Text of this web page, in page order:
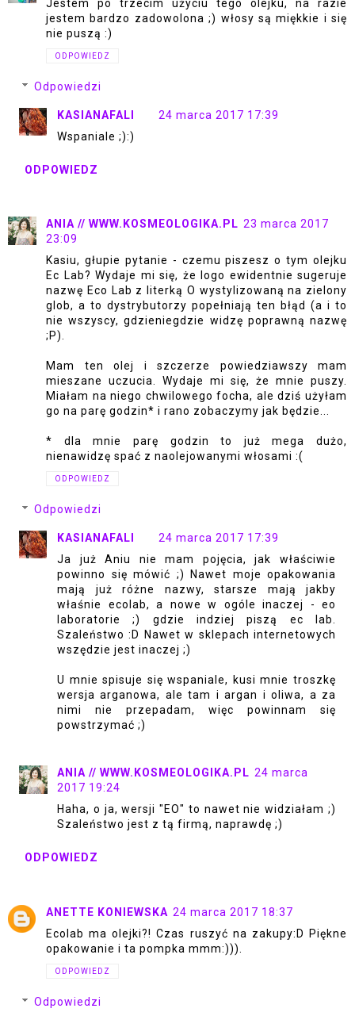
Jestem po trzecim użyciu tego olejku, na razie
jestem bardzo zadowolona ;) włosy są miękkie i się
nie puszą :)
ODPOWIEDZ
Odpowiedzi
KASIANAFALI
24 marca 2017 17:39
Wspaniale ;):)
ODPOWIEDZ
ANIA // WWW.KOSMEOLOGIKA.PL 23 marca 2017
23:09
Kasiu, głupie pytanie - czemu piszesz o tym olejku
Ec Lab? Wydaje mi się, że logo ewidentnie sugeruje
nazwę Eco Lab z literką O wystylizowaną na zielony
glob, a to dystrybutorzy popełniają ten błąd (a i to
nie wszyscy, gdzieniegdzie widzę poprawną nazwę
;P).
Mam ten olej i szczerze powiedziawszy mam
mieszane uczucia. Wydaje mi się, że mnie puszy.
Miałam na niego chwilowego focha, ale dziś użyłam
go na parę godzin* i rano zobaczymy jak będzie...
* dla mnie parę godzin to już mega dużo,
nienawidzę spać z naolejowanymi włosami :(
ODPOWIEDZ
Odpowiedzi
KASIANAFALI
24 marca 2017 17:39
Ja już Aniu nie mam pojęcia, jak właściwie
powinno się mówić ;) Nawet moje opakowania
mają już różne nazwy, starsze mają jakby
właśnie ecolab, a nowe w ogóle inaczej - eo
laboratorie ;) gdzie indziej piszą ec lab.
Szaleństwo :D Nawet w sklepach internetowych
wszędzie jest inaczej ;)
U mnie spisuje się wspaniale, kusi mnie troszkę
wersja arganowa, ale tam i argan i oliwa, a za
nimi nie przepadam, więc powinnam się
powstrzymać ;)
ANIA // WWW.KOSMEOLOGIKA.PL 24 marca
2017 19:24
Haha, o ja, wersji "EO" to nawet nie widziałam ;)
Szaleństwo jest z tą firmą, naprawdę ;)
ODPOWIEDZ
ANETTE KONIEWSKA 24 marca 2017 18:37
Ecolab ma olejki?! Czas ruszyć na zakupy:D Piękne
opakowanie i ta pompka mmm:))).
ODPOWIEDZ
Odpowiedzi